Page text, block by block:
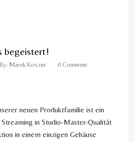
begeistert!
Marek Koszur 0 Comment
neuen Produktfamilie ist ein
in Studio-Master-Qualität
in einem einzigen Gehäuse